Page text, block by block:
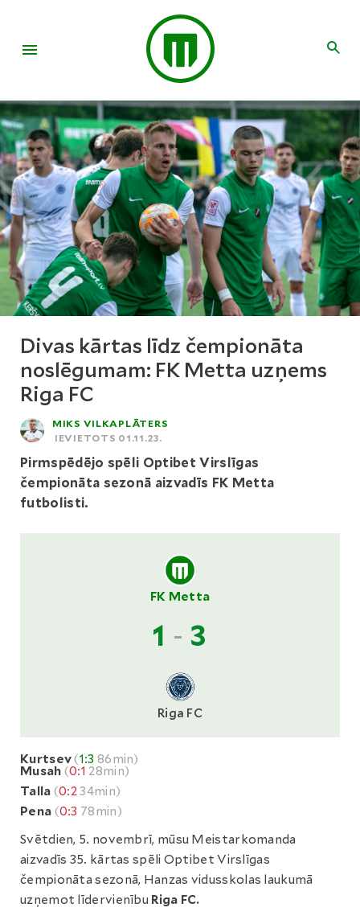
Divas kārtas līdz čempionāta
noslēgumam: FK Metta uzņems
Riga FC
MIKS VILKAPLĀTERS
IEVIETOTS 01.11.23.
Pirmspēdējo spēli Optibet Virslīgas
čempionāta sezonā aizvadīs FK Metta
futbolisti.
FK Metta
1 - 3
Riga FC
Kurtsev(1:3 86min)
Musah (0:1 28min)
Talla (0:234min)
Pena (0:3 78min)
Svētdien, 5. novembrī, mūsu Meistarkomanda
aizvadīs 35. kārtas spēli Optibet Virslīgas
čempionāta sezonā, Hanzas vidusskolas laukumā
uzņemot līdervienību Riga FC.